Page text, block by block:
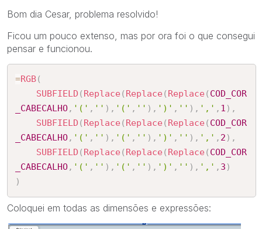
Bom dia Cesar, problema resolvido!
Ficou um pouco extenso, mas por ora foi o que consegui
pensar e funcionou.
=RGB(
SUBFIELD ( Replace( Replace( Replace( COD_COR
_CABECALHO, '(' , '' ) , '(' , '' ) , ')' , '' ) , ',' , 1 ) ,
SUBFIELD ( Replace( Replace( Replace( COD_COR
_CABECALHO, '(' , '' ) , '(' , '' ) , ')' , '' ) , ',' , 2 ) ,
SUBFIELD ( Replace( Replace( Replace( COD_COR
_CABECALHO, '(' , '' ) , '(' , '' ) , ')' , '' ) , ',' , 3 )
)
Coloquei em todas as dimensões e expressões: